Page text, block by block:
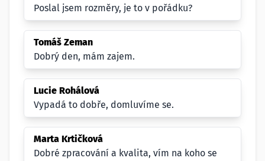
Poslal jsem rozměry, je to v pořádku?
Tomáš Zeman
Dobrý den, mám zajem.
Lucie Rohálová
Vypadá to dobře, domluvíme se.
Marta Krtičková
Dobré zpracování a kvalita, vím na koho se